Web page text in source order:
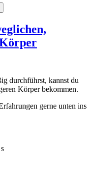
durchführst, kannst du
Körper bekommen.
gerne unten ins